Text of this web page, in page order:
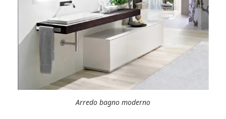
Arredo bagno moderno